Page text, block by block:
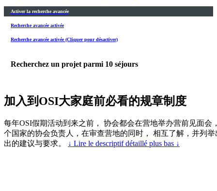
Activer la recherche avancée
Recherche avancée activée
Recherche avancée activée (Cliquer pour désactiver)
Recherchez un projet parmi 10 séjours
加入到OSI大家庭前必看的规章制度
每年OSI假期活动到来之前， 协会都会在营地举办营前见面
个国家的协会负责人，在审查营地的同时， 相互了解，并列
出的建议与要求。
↓ Lire le descriptif détaillé plus bas ↓